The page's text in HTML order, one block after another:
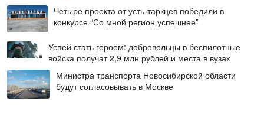
Четыре проекта от усть-таркцев победили в
конкурсе “Со мной регион успешнее”
Успей стать героем: добровольцы в беспилотные
войска получат 2,9 млн рублей и места в вузах
Министра транспорта Новосибирской области
будут согласовывать в Москве